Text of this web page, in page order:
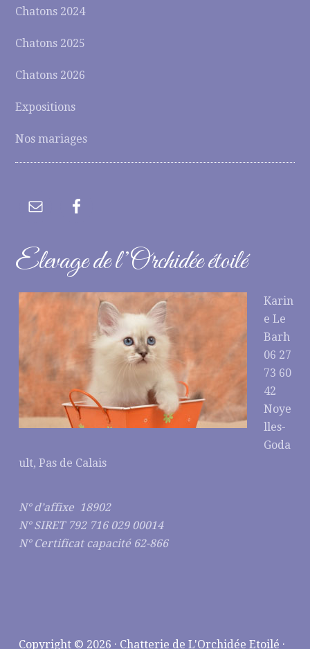
Chatons 2024
Chatons 2025
Chatons 2026
Expositions
Nos mariages
Elevage de l’Orchidée étoilé
Karin
e Le
Barh
06 27
73 60
42
Noye
lles-
Goda
ult, Pas de Calais
N° d’affixe 18902
N° SIRET 792 716 029 00014
N° Certificat capacité 62-866
Copyright © 2026 · Chatterie de L'Orchidée Etoilé ·